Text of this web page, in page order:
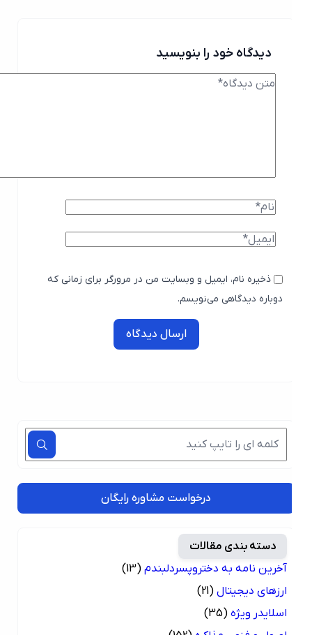
دیدگاه خود را بنویسید
ذخیره نام، ایمیل و وبسایت من در مرورگر برای زمانی که
دوباره دیدگاهی می‌نویسم.
ارسال دیدگاه
درخواست مشاوره رایگان
دسته بندی مقالات
آخرین نامه به دختروپسردلبندم (13)
ارزهای دیجیتال (21)
اسلایدر ویژه (35)